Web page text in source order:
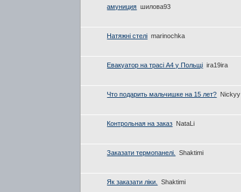
амуниция шилова93
Натяжні стелі marinochka
Евакуатор на трасі А4 у Польщі ira19ira
Что подарить мальчишке на 15 лет? Nickyy
Контрольная на заказ NataLi
Заказати термопанелі.
Shaktimi
Як заказати ліки.
Shaktimi